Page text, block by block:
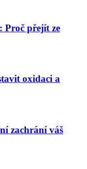
Proč přejít ze
oxidaci a
zachrání váš